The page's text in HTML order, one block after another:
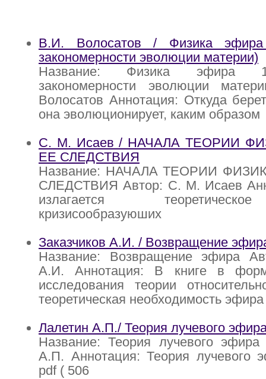
В.И. Волосатов / Физика
закономерности эволюции материи)
Название: Физика эфира
закономерности эволюции
Волосатов Аннотация: Откуда
она эволюционирует, каким образом
С. М. Исаев / НАЧАЛА ТЕОРИИ
ЕЕ СЛЕДСТВИЯ
Название: НАЧАЛА ТЕОРИИ
СЛЕДСТВИЯ Автор: С. М. Исаев
излагается
кризисообразуюших
Заказчиков А.И. / Возвращение
Название: Возвращение эфира
А.И. Аннотация: В книге в
исследования теории
теоретическая необходимость
Лалетин А.П./ Теория лучевого
Название: Теория лучевого
А.П. Аннотация: Теория лучевого
pdf ( 506